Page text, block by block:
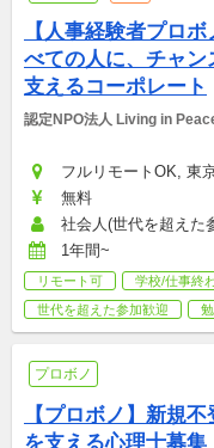
【人事経験者プロ
べての人に、チャン
支えるコーポレート
認定NPO法人 Living in
フルリモートOK, 東
無料
社会人(世代を超えた
1年間~
リモート可 学校/仕事終
世代を超えた参加歓迎
プロボノ
【プロボノ】新規
を支える心理士募集